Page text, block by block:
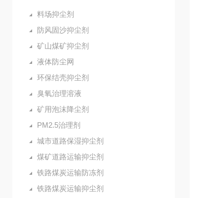
料场抑尘剂
防风固沙抑尘剂
矿山煤矿抑尘剂
液体防尘网
环保结壳抑尘剂
臭氧治理溶液
矿用泡沫降尘剂
PM2.5治理剂
城市道路保湿抑尘剂
煤矿道路运输抑尘剂
铁路煤炭运输防冻剂
铁路煤炭运输抑尘剂